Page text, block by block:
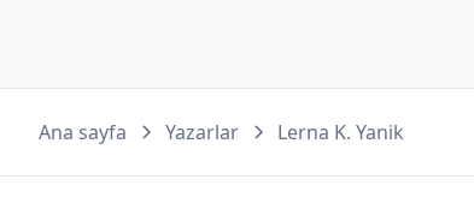
Ana sayfa Yazarlar Lerna K. Yanik